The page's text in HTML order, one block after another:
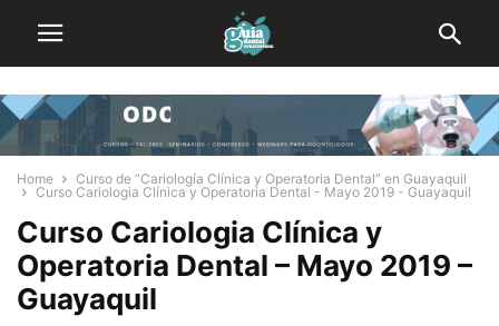
Home
Curso de “Cariología Clínica y Operatoria Dental” en Guayaquil
Curso Cariologia Clínica y Operatoria Dental - Mayo 2019 - Guayaquil
Curso Cariologia Clínica y
Operatoria Dental – Mayo 2019 –
Guayaquil